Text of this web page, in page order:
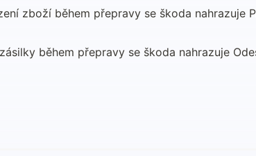
zboží během přepravy se škoda nahrazuje
během přepravy se škoda nahrazuje